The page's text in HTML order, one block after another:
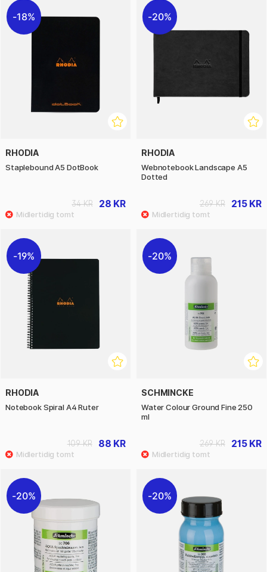
18%
RHODIA
Staplebound A5 DotBook
28 KR
34 KR
20%
RHODIA
Webnotebook Landscape A5
Dotted
215 KR
269 KR
19%
RHODIA
Notebook Spiral A4 Ruter
88 KR
109 KR
20%
SCHMINCKE
Water Colour Ground Fine 250
ml
215 KR
269 KR
20% 20%